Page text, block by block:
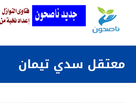
معتقل سدي تيمان